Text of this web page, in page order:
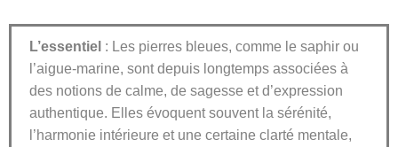
L’essentiel : Les pierres bleues, comme le saphir ou
l’aigue-marine, sont depuis longtemps associées à
des notions de calme, de sagesse et d’expression
authentique. Elles évoquent souvent la sérénité,
l’harmonie intérieure et une certaine clarté mentale,